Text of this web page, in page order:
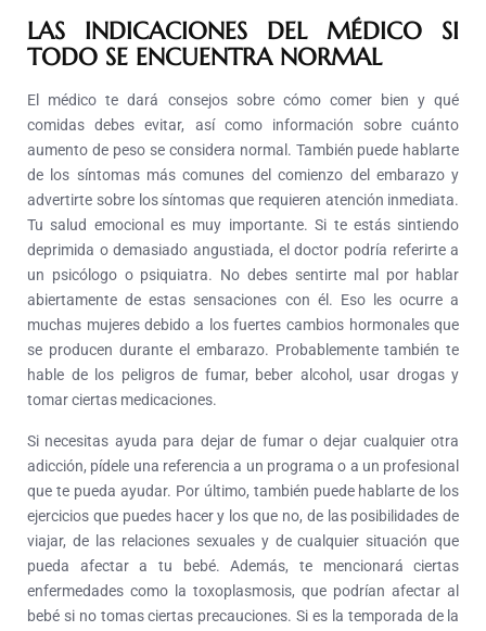
LAS INDICACIONES DEL MÉDICO SI
TODO SE ENCUENTRA NORMAL
El médico te dará consejos sobre cómo comer bien y qué
comidas debes evitar, así como información sobre cuánto
aumento de peso se considera normal. También puede hablarte
de los síntomas más comunes del comienzo del embarazo y
advertirte sobre los síntomas que requieren atención inmediata.
Tu salud emocional es muy importante. Si te estás sintiendo
deprimida o demasiado angustiada, el doctor podría referirte a
un psicólogo o psiquiatra. No debes sentirte mal por hablar
abiertamente de estas sensaciones con él. Eso les ocurre a
muchas mujeres debido a los fuertes cambios hormonales que
se producen durante el embarazo. Probablemente también te
hable de los peligros de fumar, beber alcohol, usar drogas y
tomar ciertas medicaciones.
Si necesitas ayuda para dejar de fumar o dejar cualquier otra
adicción, pídele una referencia a un programa o a un profesional
que te pueda ayudar. Por último, también puede hablarte de los
ejercicios que puedes hacer y los que no, de las posibilidades de
viajar, de las relaciones sexuales y de cualquier situación que
pueda afectar a tu bebé.Además, te mencionará ciertas
enfermedades como la toxoplasmosis, que podrían afectar al
bebé si no tomas ciertas precauciones. Si es la temporada de la